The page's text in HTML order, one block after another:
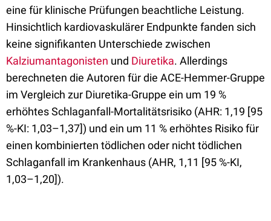
eine für klinische Prüfungen beachtliche Leistung.
Hinsichtlich kardiovaskulärer Endpunkte fanden sich
keine signifikanten Unterschiede zwischen
Kalziumantagonisten und Diuretika. Allerdings
berechneten die Autoren für die ACE-Hemmer-Gruppe
im Vergleich zur Diuretika-Gruppe ein um 19 %
erhöhtes Schlaganfall-Mortalitätsrisiko (AHR: 1,19 [95
%-KI: 1,03–1,37]) und ein um 11 % erhöhtes Risiko für
einen kombinierten tödlichen oder nicht tödlichen
Schlaganfall im Krankenhaus (AHR, 1,11 [95 %-KI,
1,03–1,20]).